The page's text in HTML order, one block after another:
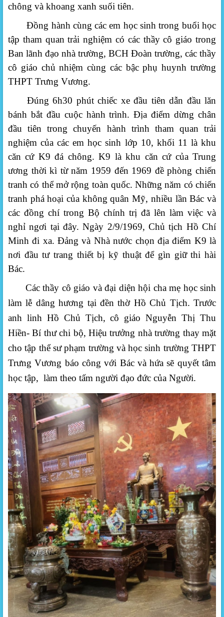
chông và khoang xanh suối tiên.
Đồng hành cùng các em học sinh trong buổi học
tập tham quan trải nghiệm có các thầy cô giáo trong
Ban lãnh đạo nhà trường, BCH Đoàn trường, các thầy
cô giáo chủ nhiệm cùng các bậc phụ huynh trường
THPT Trưng Vương.
Đúng 6h30 phút chiếc xe đầu tiên dẫn đầu lăn
bánh bắt đầu cuộc hành trình. Địa điểm dừng chân
đầu tiêntrong chuyến hành trình tham quan trải
nghiệm của các em học sinh lớp 10, khối 11 là khu
căn cứ K9 đá chông. K9 là khu căn cứ của Trung
ương thời kì từ năm 1959 đến 1969 đề phòng chiến
tranh có thể mở rộng toàn quốc. Những năm có chiến
tranh phá hoại của không quân Mỹ, nhiều lần Bác và
các đồng chí trong Bộ chính trị đã lên làm việc và
nghỉ ngơi tại đây. Ngày 2/9/1969, Chủ tịch Hồ Chí
Minh đi xa. Đảng và Nhà nước chọn địa điểm K9 là
nơi đầu tư trang thiết bị kỹ thuật để gìn giữ thi hài
Bác.
Các thầy cô giáo và đại diện hội cha mẹ học sinh
làm lễ dâng hương tại đền thờ Hồ Chủ Tịch. Trước
anh linh Hồ Chủ Tịch, cô giáoNguyễn Thị Thu
Hiền-Bí thư chi bộ, Hiệu trưởng nhà trường thay mặt
cho tập thể sư phạm trường và học sinh trường THPT
Trưng Vương báo công với Bác và hứa sẽ quyết tâm
học tập, làm theo tấm người đạo đức của Người.